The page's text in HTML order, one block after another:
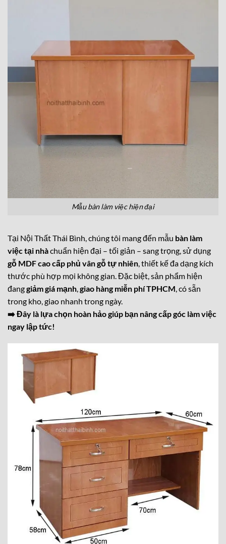
Mẫu bàn làm việc hiện đại
Tại Nội Thất Thái Bình, chúng tôi mang đến mẫu bàn làm
việc tại nhàchuẩn hiện đại – tối giản – sang trọng, sử dụng
gỗ MDF cao cấp phủ vân gỗ tự nhiên, thiết kế đa dạng kích
thước phù hợp mọi không gian. Đặc biệt, sản phẩm hiện
đanggiảm giá mạnh,giao hàng miễn phí TPHCM, có sẵn
trong kho, giao nhanh trong ngày.
➡️ Đây là lựa chọn hoàn hảo giúp bạn nâng cấp góc làm việc
ngay lập tức!